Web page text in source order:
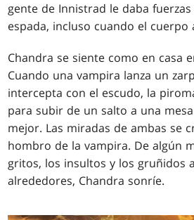
gente de Innistrad le daba
espada, incluso cuando el cuerpo
Chandra se siente como en casa
Cuando una vampira lanza un
intercepta con el escudo, la
para subir de un salto a una
mejor. Las miradas de ambas se
hombro de la vampira. De algún
gritos, los insultos y los gruñidos
alrededores, Chandra sonríe.